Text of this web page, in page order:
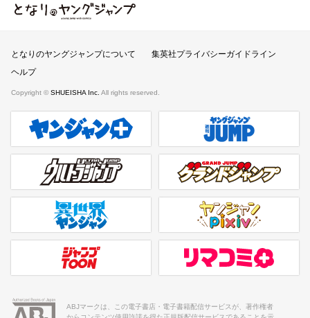
となりのヤングジャンプ
となりのヤングジャンプについて
集英社プライバシーガイドライン
ヘルプ
Copyright © SHUEISHA Inc. All rights reserved.
ヤンジャンプラス 週刊ヤングジャンプ公式サイト
ウルトラジャンプ グランドジャンプ
異世界ヤンジャン ヤンジャンpixiv
ジャンプTOON リマコミ＋
ABJマークは、この電子書店・電子書籍配信サービスが、著作権者